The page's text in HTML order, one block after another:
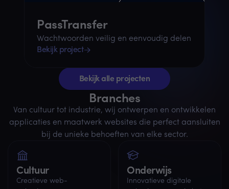
PassTransfer
Wachtwoorden veilig en eenvoudig delen
Bekijk project
Bekijk alle projecten
Branches
Van cultuur tot industrie, wij ontwerpen en ontwikkelen
applicaties en maatwerk websites die perfect aansluiten
bij de unieke behoeften van elke sector.
Cultuur
Creatieve web-
Onderwijs
Innovatieve digitale